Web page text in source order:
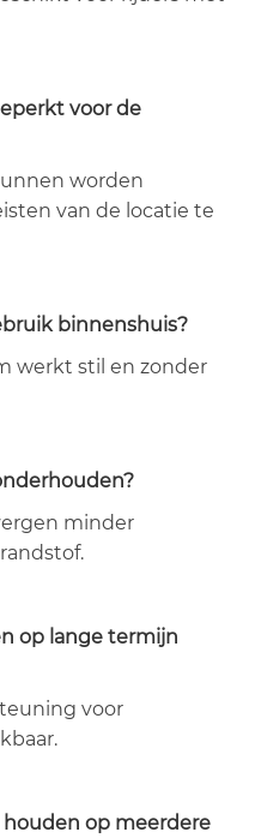
voor de
worden
van de locatie te
binnenshuis?
werkt stil en zonder
minder
op lange termijn
voor
op meerdere